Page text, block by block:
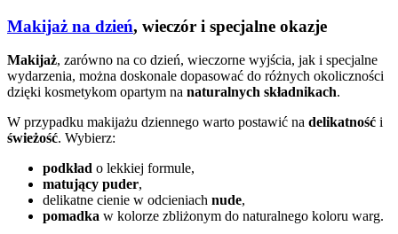
Makijaż na dzień, wieczór i specjalne okazje
Makijaż, zarówno na co dzień, wieczorne wyjścia, jak i specjalne
wydarzenia, można doskonale dopasować do różnych okoliczności
dzięki kosmetykom opartym na naturalnych składnikach.
W przypadku makijażu dziennego warto postawić na delikatność i
świeżość. Wybierz:
podkład o lekkiej formule,
matujący puder,
delikatne cienie w odcieniach nude,
pomadka w kolorze zbliżonym do naturalnego koloru warg.